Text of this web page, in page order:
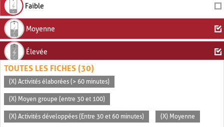
Faible
Moyenne
Élevée
TOUTES LES FICHES (30)
(X) Activités élaborées (> 60 minutes)
(X) Moyen groupe (entre 30 et 100)
(X) Activités développées (Entre 30 et 60 minutes) (X) Moyenne